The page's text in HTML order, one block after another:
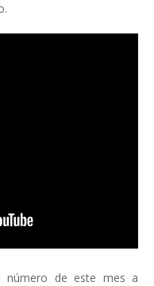
número de este mes a